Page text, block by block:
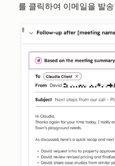
를 클릭하여 이메일을 발